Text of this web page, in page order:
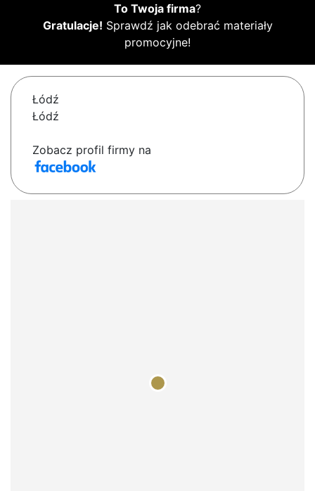
To Twoja firma?
Gratulacje! Sprawdź jak odebrać materiały
promocyjne!
Łódź
Łódź
Zobacz profil firmy na